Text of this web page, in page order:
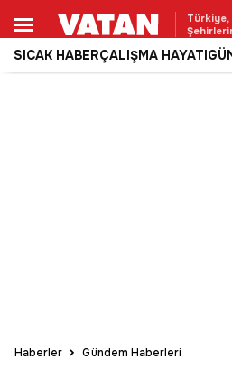
Türkiye,
SICAK HABERÇALIŞMA HAYATI
Haberler Gündem Haberleri